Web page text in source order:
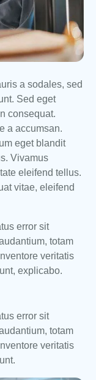
a sodales, sed
Sed eget
consequat.
a accumsan.
eget blandit
Vivamus
eleifend tellus.
vitae, eleifend
error sit
totam
veritatis
explicabo.
error sit
totam
veritatis